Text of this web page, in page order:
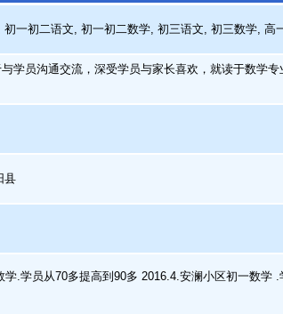
一初二语文, 初一初二数学, 初三语文, 初三数学, 高
学员沟通交流，深受学员与家长喜欢，就读于数学
县
.学员从70多提高到90多 2016.4.安澜小区初一数学